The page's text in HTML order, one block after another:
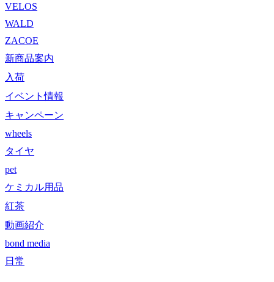
VELOS
WALD
ZACOE
新商品案内
入荷
イベント情報
キャンペーン
wheels
タイヤ
pet
ケミカル用品
紅茶
動画紹介
bond media
日常